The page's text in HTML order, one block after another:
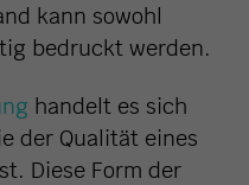
kann sowohl
bedruckt werden.
handelt es sich
der Qualität eines
Diese Form der